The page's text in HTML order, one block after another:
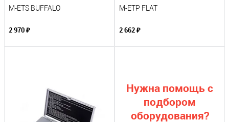
M-ETS BUFFALO
2 970 ₽
M-ETP FLAT
2 662 ₽
Нужна помощь с
подбором
оборудования?